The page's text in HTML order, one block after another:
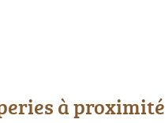
à proximité